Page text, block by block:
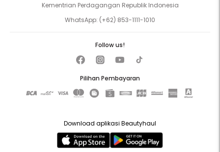
Kementrian Perdagangan Republik Indonesia
WhatsApp: (+62) 853-1111-1010
Pilihan Pembayaran
Follow us!
Download aplikasi Beautyhaul